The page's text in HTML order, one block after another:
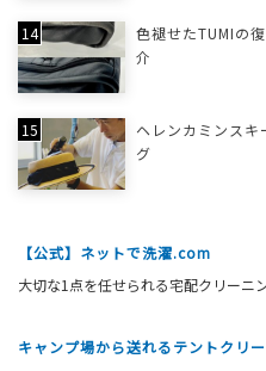
色褪せたTUMIの
介
ヘレンカミンスキ
グ
【公式】ネットで洗濯.com
大切な1点を任せられる宅配クリーニ
キャンプ場から送れるテントクリ